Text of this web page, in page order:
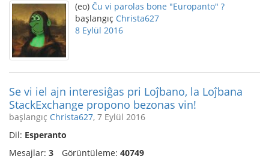
(eo) Ĉu vi parolas bone "Europanto" ?
başlangıç Christa627
8 Eylül 2016
Se vi iel ajn interesiĝas pri Loĵbano, la Loĵbana
StackExchange propono bezonas vin!
başlangıç Christa627, 7 Eylül 2016
Dil: Esperanto
Mesajlar: 3 Görüntüleme: 40749